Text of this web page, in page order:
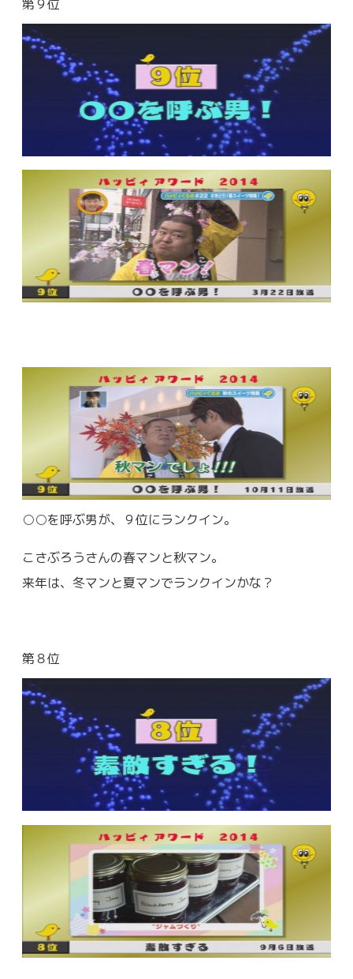
第９位
○○を呼ぶ男が、９位にランクイン。
こさぶろうさんの春マンと秋マン。
来年は、冬マンと夏マンでランクインかな？
第８位